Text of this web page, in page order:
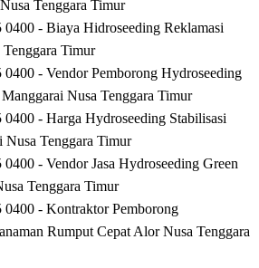
Tenggara Timur
0400 - Biaya Hidroseeding Reklamasi
Timur
0400 - Vendor Pemborong Hydroseeding
Nusa Tenggara Timur
0400 - Harga Hydroseeding Stabilisasi
Nusa Tenggara Timur
- Vendor Jasa Hydroseeding Green
Tenggara Timur
0400 - Kontraktor Pemborong
Rumput Cepat Alor Nusa Tenggara